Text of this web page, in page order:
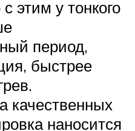
этим у тонкого
период,
быстрее
качественных
наносится